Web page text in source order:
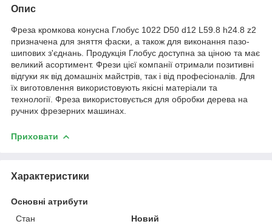
Опис
Фреза кромкова конусна Глобус 1022 D50 d12 L59.8 h24.8 z2
призначена для зняття фаски, а також для виконання пазо-
шипових з'єднань. Продукція Глобус доступна за ціною та має
великий асортимент. Фрези цієї компанії отримали позитивні
відгуки як від домашніх майстрів, так і від професіоналів. Для
їх виготовлення використовують якісні матеріали та
технології. Фреза використовується для обробки дерева на
ручних фрезерних машинах.
Приховати
Характеристики
Основні атрибути
Стан
Новий